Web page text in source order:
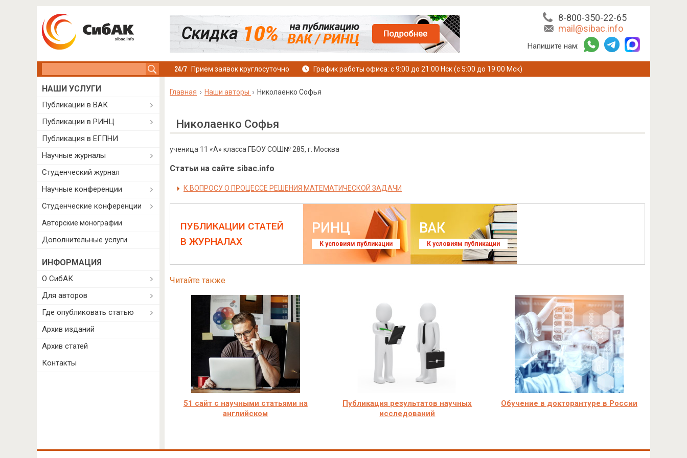
8-800-350-22-65
mail@sibac.info
Напишите нам:
Прием заявок круглосуточно График работы офиса: с 9:00 до 21:00 Нск (с 5:00 до 19:00 Мск)
Главная Наши авторы Николаенко Софья
Николаенко Софья
ученица 11 «А» класса ГБОУ СОШ№ 285, г. Москва
Статьи на сайте sibac.info
К ВОПРОСУ О ПРОЦЕССЕ РЕШЕНИЯ МАТЕМАТИЧЕСКОЙ ЗАДАЧИ
ПУБЛИКАЦИИ СТАТЕЙ
В ЖУРНАЛАХ
РИНЦ
К условиям публикации
ВАК
К условиям публикации
Читайте также
51 сайт с научными статьями на
английском
Публикация результатов научных
исследований
Обучение в докторантуре в России
НАШИ УСЛУГИ
Публикации в ВАК
Публикации в РИНЦ
Публикация в ЕГПНИ
Научные журналы
Студенческий журнал
Научные конференции
Студенческие конференции
Авторские монографии
Дополнительные услуги
ИНФОРМАЦИЯ
О СибАК
Для авторов
Где опубликовать статью
Архив изданий
Архив статей
Контакты